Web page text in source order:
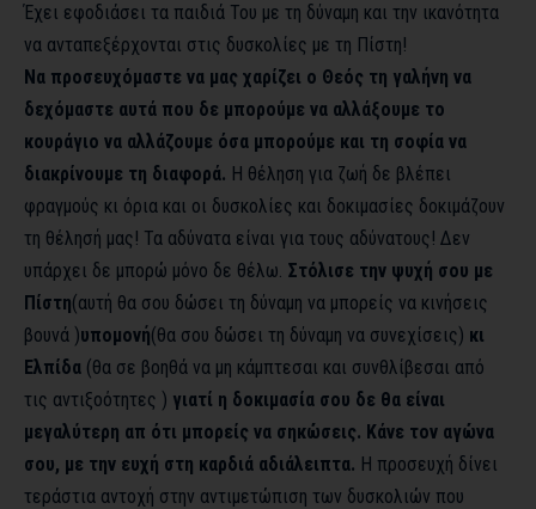
Έχει εφοδιάσει τα παιδιά Του με τη δύναμη και την ικανότητα
να ανταπεξέρχονται στις δυσκολίες με τη Πίστη!
Να προσευχόμαστε να μας χαρίζει ο Θεός τη γαλήνη να
δεχόμαστε αυτά που δε μπορούμε να αλλάξουμε το
κουράγιο να αλλάζουμε όσα μπορούμε και τη σοφία να
διακρίνουμε τη διαφορά. Η θέληση για ζωή δε βλέπει
φραγμούς κι όρια και οι δυσκολίες και δοκιμασίες δοκιμάζουν
τη θέλησή μας! Τα αδύνατα είναι για τους αδύνατους! Δεν
υπάρχει δε μπορώ μόνο δε θέλω. Στόλισε την ψυχή σου με
Πίστη(αυτή θα σου δώσει τη δύναμη να μπορείς να κινήσεις
βουνά )υπομονή(θα σου δώσει τη δύναμη να συνεχίσεις) κι
Ελπίδα (θα σε βοηθά να μη κάμπτεσαι και συνθλίβεσαι από
τις αντιξοότητες ) γιατί η δοκιμασία σου δε θα είναι
μεγαλύτερη απ ότι μπορείς να σηκώσεις. Κάνε τον αγώνα
σου, με την ευχή στη καρδιά αδιάλειπτα. Η προσευχή δίνει
τεράστια αντοχή στην αντιμετώπιση των δυσκολιών που